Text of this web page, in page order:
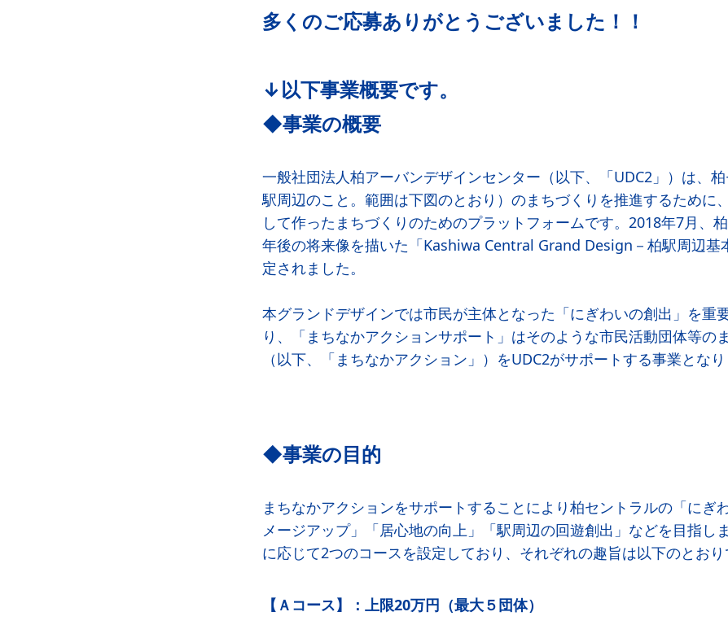
多くのご応募ありがとうございました！！
↓以下事業概要です。
◆事業の概要
一般社団法人柏アーバンデザインセンター（以下、「UDC2」）は、
駅周辺のこと。範囲は下図のとおり）のまちづくりを推進するために
して作ったまちづくりのためのプラットフォームです。2018年7月、
年後の将来像を描いた「Kashiwa Central Grand Design－柏駅周辺基
定されました。
本グランドデザインでは市民が主体となった「にぎわいの創出」を重
り、「まちなかアクションサポート」はそのような市民活動団体等の
（以下、「まちなかアクション」）をUDC2がサポートする事業となり
◆事業の目的
まちなかアクションをサポートすることにより柏セントラルの「にぎ
メージアップ」「居心地の向上」「駅周辺の回遊創出」などを目指し
に応じて2つのコースを設定しており、それぞれの趣旨は以下のとおり
【Ａコース】：上限20万円（最大５団体）